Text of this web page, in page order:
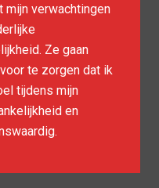
Rolstoeltaxi
indruk van hun
chauffeurs zijn
elke reis
voor detail maakt
in de stad.